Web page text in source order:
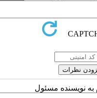
به نویسنده مسئول